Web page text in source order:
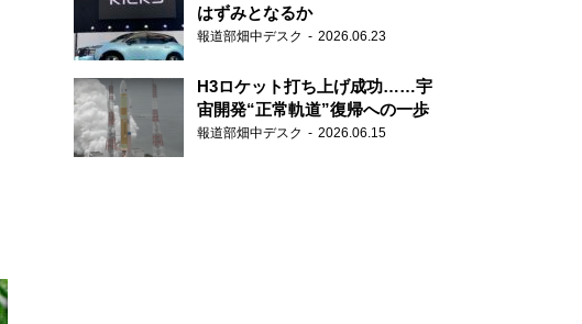
はずみとなるか
報道部畑中デスク 2026.06.23
H3ロケット打ち上げ成功……宇
宙開発“正常軌道”復帰への一歩
報道部畑中デスク 2026.06.15